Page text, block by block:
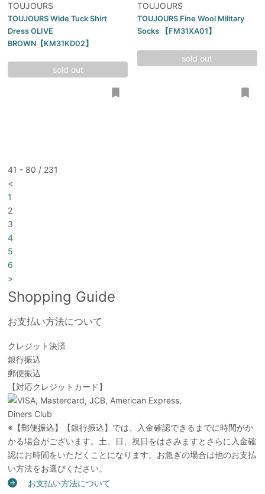
TOUJOURS
TOUJOURS Wide Tuck Shirt
Dress OLIVE
BROWN【KM31KD02】
sold out
TOUJOURS
TOUJOURS Fine Wool Military
Socks 【FM31XA01】
sold out
41 - 80 / 231
<
1
2
3
4
5
6
>
Shopping Guide
お支払い方法について
クレジット決済
銀行振込
郵便振込
【対応クレジットカード】
※【郵便振込】【銀行振込】では、入金確認できるまでに時間がか
かる場合がございます。土、日、祝日をはさみますとさらに入金確
認にお時間をいただくことになります。お急ぎの場合は他のお支払
い方法をお選びください。
お支払い方法について